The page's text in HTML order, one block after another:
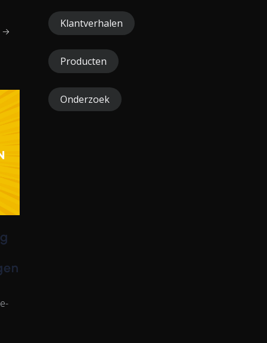
→
Klantverhalen
Producten
Onderzoek